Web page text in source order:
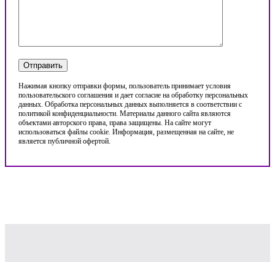
Нажимая кнопку отправки формы, пользователь принимает условия
пользовательского соглашения и дает согласие на обработку персональных
данных. Обработка персональных данных выполняется в соответствии с
политикой конфиденциальности. Материалы данного сайта являются
объектами авторского права, права защищены. На сайте могут
использоваться файлы cookie. Информация, размещенная на сайте, не
является публичной офертой.